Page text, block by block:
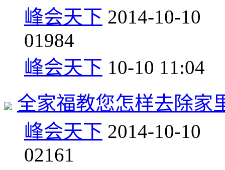
峰会天下 2014-10-10
01984
峰会天下 10-10 11:04
全家福教您怎样去除家
峰会天下 2014-10-10
02161